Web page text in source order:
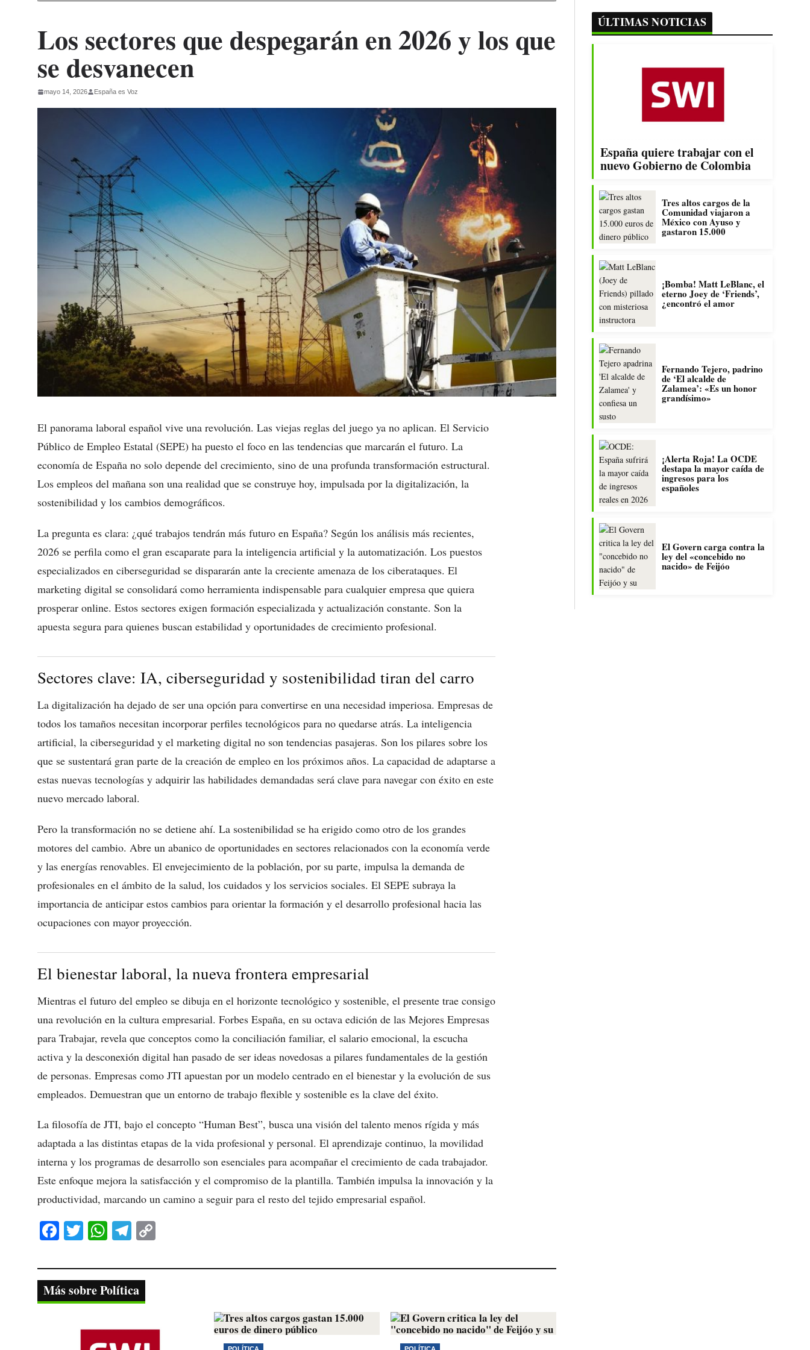
Los sectores que despegarán en 2026 y los que
se desvanecen
mayo 14, 2026 España es Voz
El panorama laboral español vive una revolución. Las viejas reglas del juego ya no aplican. El Servicio
Público de Empleo Estatal (SEPE) ha puesto el foco en las tendencias que marcarán el futuro. La
economía de España no solo depende del crecimiento, sino de una profunda transformación estructural.
Los empleos del mañana son una realidad que se construye hoy, impulsada por la digitalización, la
sostenibilidad y los cambios demográficos.
La pregunta es clara: ¿qué trabajos tendrán más futuro en España? Según los análisis más recientes,
2026 se perfila como el gran escaparate para la inteligencia artificial y la automatización. Los puestos
especializados en ciberseguridad se dispararán ante la creciente amenaza de los ciberataques. El
marketing digital se consolidará como herramienta indispensable para cualquier empresa que quiera
prosperar online. Estos sectores exigen formación especializada y actualización constante. Son la
apuesta segura para quienes buscan estabilidad y oportunidades de crecimiento profesional.
Sectores clave: IA, ciberseguridad y sostenibilidad tiran del carro
La digitalización ha dejado de ser una opción para convertirse en una necesidad imperiosa. Empresas de
todos los tamaños necesitan incorporar perfiles tecnológicos para no quedarse atrás. La inteligencia
artificial, la ciberseguridad y el marketing digital no son tendencias pasajeras. Son los pilares sobre los
que se sustentará gran parte de la creación de empleo en los próximos años. La capacidad de adaptarse a
estas nuevas tecnologías y adquirir las habilidades demandadas será clave para navegar con éxito en este
nuevo mercado laboral.
Pero la transformación no se detiene ahí. La sostenibilidad se ha erigido como otro de los grandes
motores del cambio. Abre un abanico de oportunidades en sectores relacionados con la economía verde
y las energías renovables. El envejecimiento de la población, por su parte, impulsa la demanda de
profesionales en el ámbito de la salud, los cuidados y los servicios sociales. El SEPE subraya la
importancia de anticipar estos cambios para orientar la formación y el desarrollo profesional hacia las
ocupaciones con mayor proyección.
El bienestar laboral, la nueva frontera empresarial
Mientras el futuro del empleo se dibuja en el horizonte tecnológico y sostenible, el presente trae consigo
una revolución en la cultura empresarial. Forbes España, en su octava edición de las Mejores Empresas
para Trabajar, revela que conceptos como la conciliación familiar, el salario emocional, la escucha
activa y la desconexión digital han pasado de ser ideas novedosas a pilares fundamentales de la gestión
de personas. Empresas como JTI apuestan por un modelo centrado en el bienestar y la evolución de sus
empleados. Demuestran que un entorno de trabajo flexible y sostenible es la clave del éxito.
La filosofía de JTI, bajo el concepto “Human Best”, busca una visión del talento menos rígida y más
adaptada a las distintas etapas de la vida profesional y personal. El aprendizaje continuo, la movilidad
interna y los programas de desarrollo son esenciales para acompañar el crecimiento de cada trabajador.
Este enfoque mejora la satisfacción y el compromiso de la plantilla. También impulsa la innovación y la
productividad, marcando un camino a seguir para el resto del tejido empresarial español.
Fa
bo
ok
T
tte
r
W
ts
A
pp
Te
gr
a
m
y
Más sobre Política
ÚLTIMAS NOTICIAS
España quiere trabajar con el
nuevo Gobierno de Colombia
Tres altos cargos de la
Comunidad viajaron a
México con Ayuso y
gastaron 15.000
¡Bomba! Matt LeBlanc, el
eterno Joey de ‘Friends’,
¿encontró el amor
Fernando Tejero, padrino
de ‘El alcalde de
Zalamea’: «Es un honor
grandísimo»
¡Alerta Roja! La OCDE
destapa la mayor caída de
ingresos para los
españoles
El Govern carga contra la
ley del «concebido no
nacido» de Feijóo